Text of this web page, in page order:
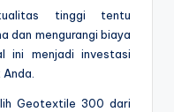
tinggi tentu
dan mengurangi biaya
ini menjadi investasi
Geotextile 300 dari